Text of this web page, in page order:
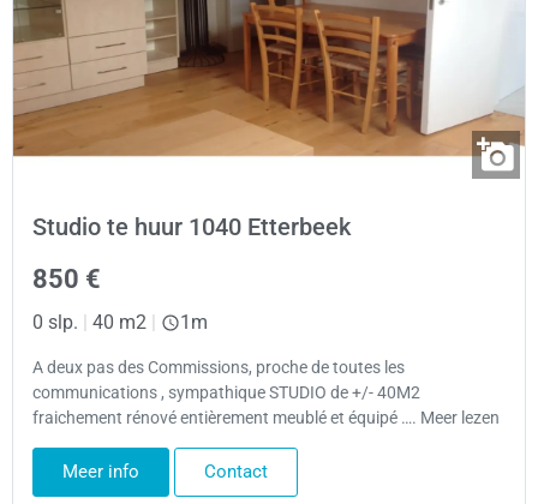
Studio te huur 1040 Etterbeek
850 €
0 slp. 40 m2 1m
A deux pas des Commissions, proche de toutes les
communications , sympathique STUDIO de +/- 40M2
fraichement rénové entièrement meublé et équipé …. Meer lezen
Meer info Contact